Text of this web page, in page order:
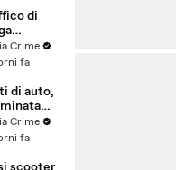
sul
di
da
tv e trap:
Crime
fa
di auto,
Crime
fa